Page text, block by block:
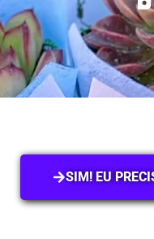
SIM! EU